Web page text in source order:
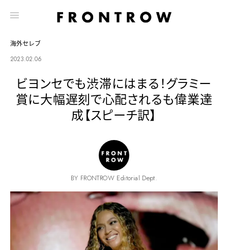
海外セレブ
2023.02.06
ビヨンセでも渋滞にはまる！グラミー
賞に大幅遅刻で心配されるも偉業達
成【スピーチ訳】
BY FRONTROW Editorial Dept.